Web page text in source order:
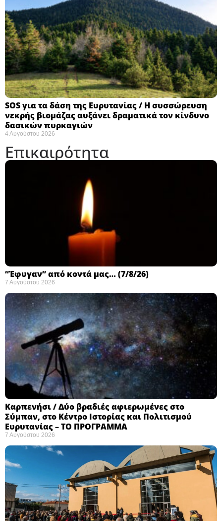
SOS για τα δάση της Ευρυτανίας / Η συσσώρευση
νεκρής βιομάζας αυξάνει δραματικά τον κίνδυνο
δασικών πυρκαγιών
4 Αυγούστου 2026
Επικαιρότητα
“Έφυγαν” από κοντά μας… (7/8/26)
7 Αυγούστου 2026
Καρπενήσι / Δύο βραδιές αφιερωμένες στο
Σύμπαν, στο Κέντρο Ιστορίας και Πολιτισμού
Ευρυτανίας – ΤΟ ΠΡΟΓΡΑΜΜΑ
7 Αυγούστου 2026